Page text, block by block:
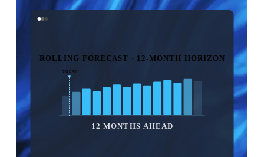
ROLLING FORECAST · 12-MONTH HORIZON